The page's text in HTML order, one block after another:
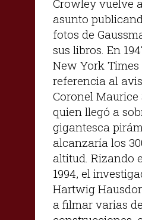
Crowley vuelve
asunto
fotos de
sus libros. En
New York Times
referencia al
Coronel Maurice
quien llegó a
gigantesca
alcanzaría los
altitud. Rizando
1994, el
Hartwig
a filmar varias